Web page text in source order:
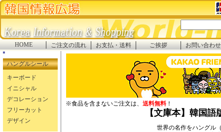
HOME ご注文の流れ お支払・送料 ご挨拶 お問い合わせ
ハングルシール
キーボード
イニシャル
デコレーション
フリーカット
デザイン
※食品を含まないご注文は、 送料無料 ！
【文庫本】韓国語
世界の名作をハングル